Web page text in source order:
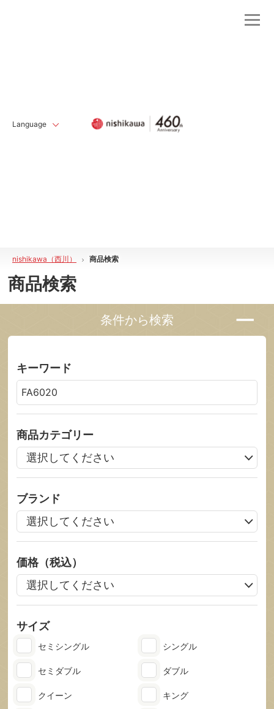
Language
nishikawa（西川） 商品検索
商品検索
条件から検索
キーワード
商品カテゴリー
ブランド
価格（税込）
サイズ
セミシングル シングル
セミダブル ダブル
クイーン キング